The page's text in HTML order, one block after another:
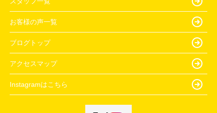
お客様の声一覧
ブログトップ
アクセスマップ
Instagramはこちら